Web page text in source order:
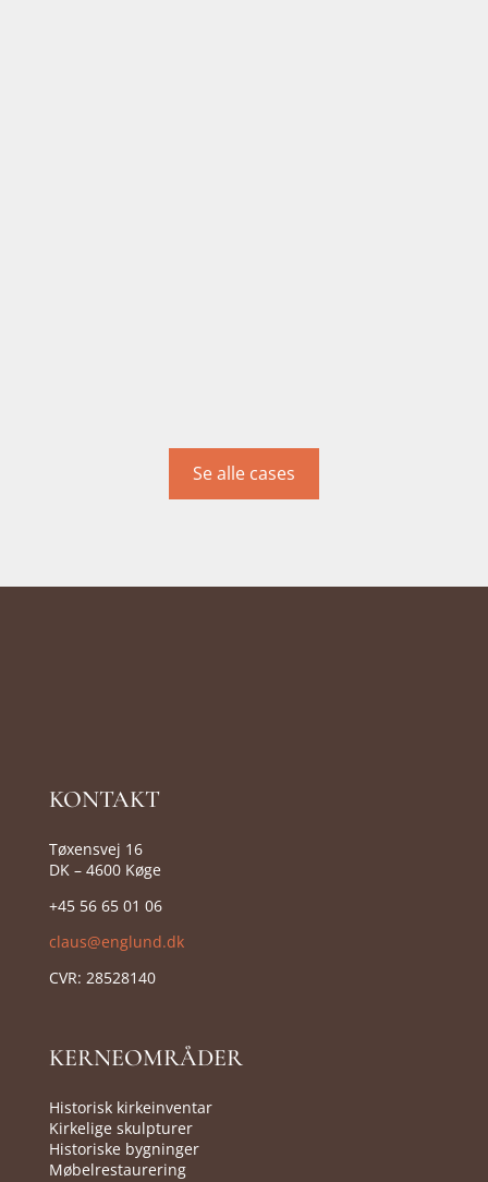
Se alle cases
KONTAKT
Tøxensvej 16
DK – 4600 Køge
+45 56 65 01 06
claus@englund.dk
CVR: 28528140
KERNEOMRÅDER
Historisk kirkeinventar
Kirkelige skulpturer
Historiske bygninger
Møbelrestaurering